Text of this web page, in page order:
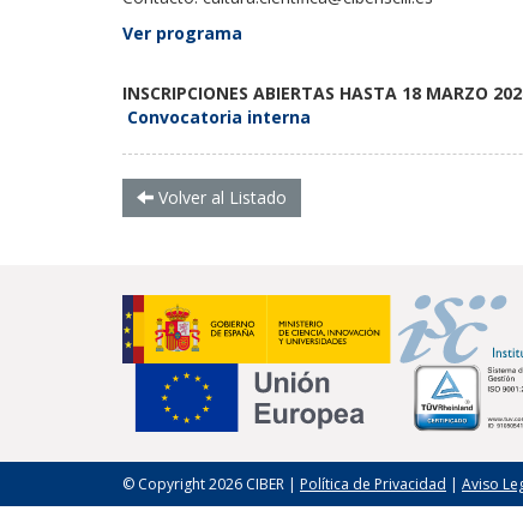
Ver programa
INSCRIPCIONES ABIERTAS HASTA 18 MARZO
Convocatoria interna
Volver al Listado
© Copyright 2026 CIBER | Política de Privacidad | Aviso